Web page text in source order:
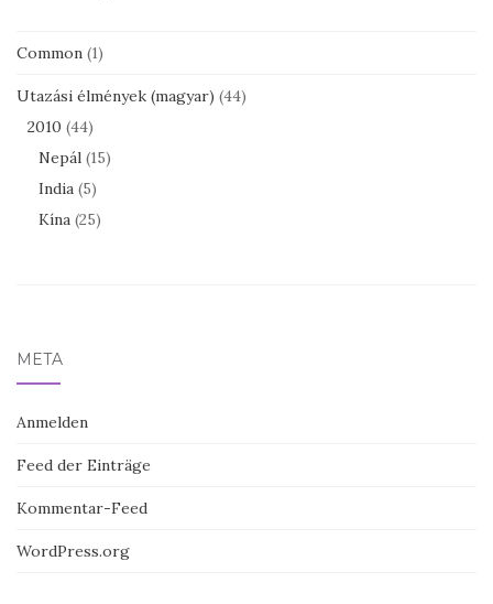
Common (1)
Utazási élmények (magyar) (44)
2010 (44)
Nepál (15)
India (5)
Kína (25)
META
Anmelden
Feed der Einträge
Kommentar-Feed
WordPress.org